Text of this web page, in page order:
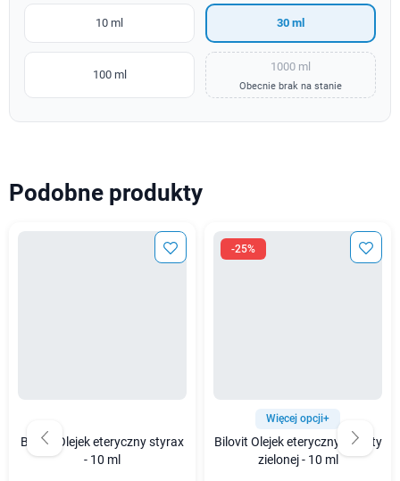
10 ml 30 ml
100 ml
1000 ml
Obecnie brak na stanie
Podobne produkty
Bilovit Olejek eteryczny styrax
- 10 ml
-25%
Więcej opcji+
Bilovit Olejek eteryczny z mięty
zielonej - 10 ml